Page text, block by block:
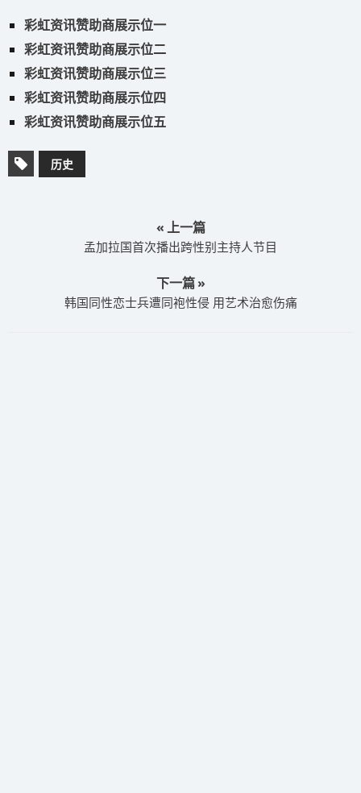
彩虹资讯赞助商展示位一
彩虹资讯赞助商展示位二
彩虹资讯赞助商展示位三
彩虹资讯赞助商展示位四
彩虹资讯赞助商展示位五
历史
« 上一篇
孟加拉国首次播出跨性别主持人节目
下一篇 »
韩国同性恋士兵遭同袍性侵 用艺术治愈伤痛